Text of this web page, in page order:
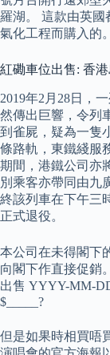
羅湖。 這款由英國
氣化工程而購入的。
紅磡車位出售: 香
2019年2月28日，
然傳出巨響，令列
到雀屍，疑為一隻
條路軌，東鐵綫服
期間，港鐵公司亦
別乘客亦帶同由九
終該列車在下午三
正式退役。
本公司在未得閣下
向閣下作直接促銷
出售 YYYY-MM-
$_____?
但是如果時相買唔